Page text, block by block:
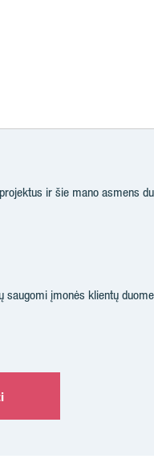
ir šie mano asmens
įmonės klientų